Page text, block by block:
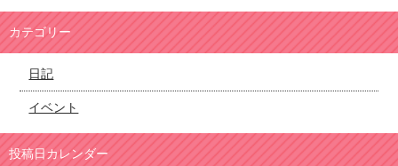
カテゴリー
日記
イベント
投稿日カレンダー